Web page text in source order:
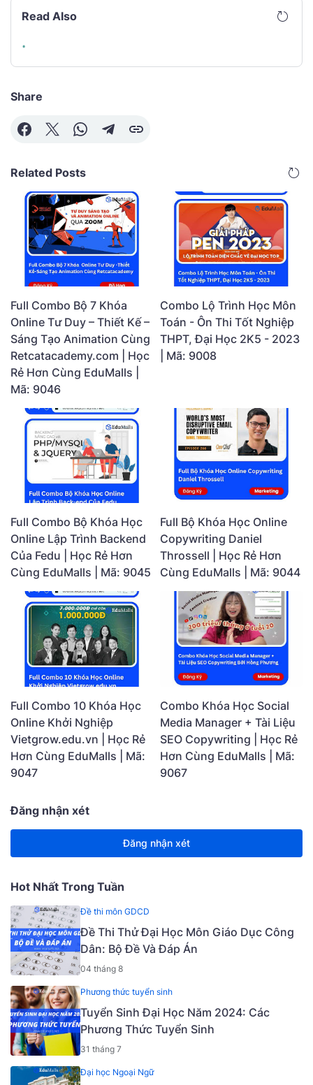
Read Also
Share
Related Posts
Full Combo Bộ 7 Khóa
Online Tư Duy – Thiết Kế –
Sáng Tạo Animation Cùng
Retcatacademy.com | Học
Rẻ Hơn Cùng EduMalls |
Mã: 9046
Combo Lộ Trình Học Môn
Toán - Ôn Thi Tốt Nghiệp
THPT, Đại Học 2K5 - 2023
| Mã: 9008
Full Combo Bộ Khóa Học
Online Lập Trình Backend
Của Fedu | Học Rẻ Hơn
Cùng EduMalls | Mã: 9045
Full Bộ Khóa Học Online
Copywriting Daniel
Throssell | Học Rẻ Hơn
Cùng EduMalls | Mã: 9044
Full Combo 10 Khóa Học
Online Khởi Nghiệp
Vietgrow.edu.vn | Học Rẻ
Hơn Cùng EduMalls | Mã:
9047
Combo Khóa Học Social
Media Manager + Tài Liệu
SEO Copywriting | Học Rẻ
Hơn Cùng EduMalls | Mã:
9067
Đăng nhận xét
Đăng nhận xét
Hot Nhất Trong Tuần
Đề thi môn GDCD
Đề Thi Thử Đại Học Môn Giáo Dục Công
Dân: Bộ Đề Và Đáp Án
04 tháng 8
Phương thức tuyển sinh
Tuyển Sinh Đại Học Năm 2024: Các
Phương Thức Tuyển Sinh
31 tháng 7
Đại học Ngoại Ngữ